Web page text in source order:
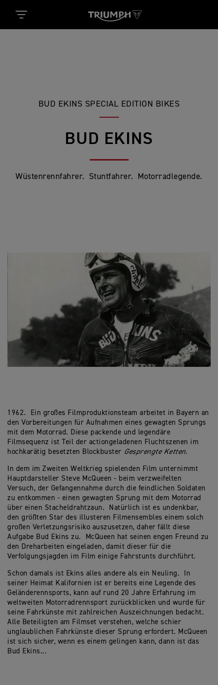
BUD EKINS SPECIAL EDITION BIKES
BUD EKINS
Wüstenrennfahrer. Stuntfahrer. Motorradlegende.
1962. Ein großes Filmproduktionsteam arbeitet in Bayern an
den Vorbereitungen für Aufnahmen eines gewagten Sprungs
mit dem Motorrad. Diese packende und legendäre
Filmsequenz ist Teil der actiongeladenen Fluchtszenen im
hochkarätig besetzten Blockbuster Gesprengte Ketten.
In dem im Zweiten Weltkrieg spielenden Film unternimmt
Hauptdarsteller Steve McQueen - beim verzweifelten
Versuch, der Gefangennahme durch die feindlichen Soldaten
zu entkommen - einen gewagten Sprung mit dem Motorrad
über einen Stacheldrahtzaun. Natürlich ist es undenkbar,
den größten Star des illusteren Filmensembles einem solch
großen Verletzungsrisiko auszusetzen, daher fällt diese
Aufgabe Bud Ekins zu. McQueen hat seinen engen Freund zu
den Dreharbeiten eingeladen, damit dieser für die
Verfolgungsjagden im Film einige Fahrstunts durchführt.
Schon damals ist Ekins alles andere als ein Neuling. In
seiner Heimat Kalifornien ist er bereits eine Legende des
Geländerennsports, kann auf rund 20 Jahre Erfahrung im
weltweiten Motorradrennsport zurückblicken und wurde für
seine Fahrkünste mit zahlreichen Auszeichnungen bedacht.
Alle Beteiligten am Filmset verstehen, welche schier
unglaublichen Fahrkünste dieser Sprung erfordert. McQueen
ist sich sicher, wenn es einem gelingen kann, dann ist das
Bud Ekins...